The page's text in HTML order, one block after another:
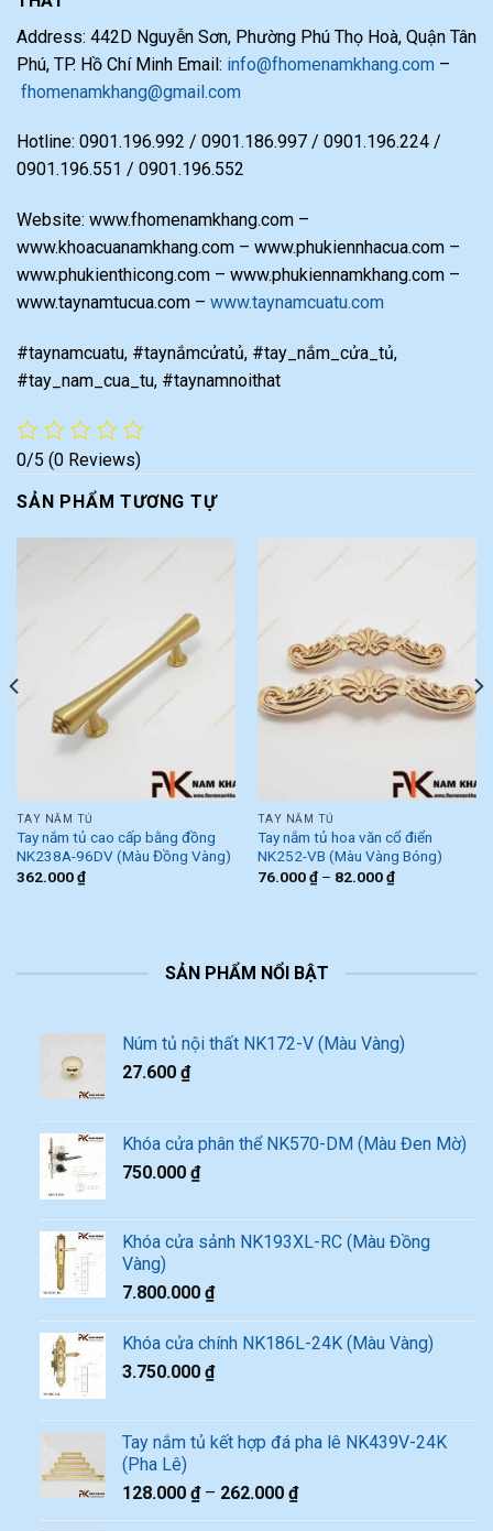
Address: 442D Nguyễn Sơn, Phường Phú Thọ Hoà, Quận Tân
Phú, TP. Hồ Chí Minh Email: info@fhomenamkhang.com –
fhomenamkhang@gmail.com
Hotline: 0901.196.992 / 0901.186.997 / 0901.196.224 /
0901.196.551 / 0901.196.552
Website: www.fhomenamkhang.com –
www.khoacuanamkhang.com – www.phukiennhacua.com –
www.phukienthicong.com – www.phukiennamkhang.com –
www.taynamtucua.com – www.taynamcuatu.com
#taynamcuatu, #taynắmcửatủ, #tay_nắm_cửa_tủ,
#tay_nam_cua_tu, #taynamnoithat
0/5 (0 Reviews)
SẢN PHẨM TƯƠNG TỰ
TAY NẮM TỦ
Tay nắm tủ cao cấp bằng đồng
NK238A-96DV (Màu Đồng Vàng)
362.000₫
TAY NẮM TỦ
Tay nắm tủ hoa văn cổ điển
NK252-VB (Màu Vàng Bóng)
76.000₫– 82.000₫
SẢN PHẨM NỔI BẬT
Núm tủ nội thất NK172-V (Màu Vàng)
27.600 ₫
Khóa cửa phân thể NK570-DM (Màu Đen Mờ)
750.000 ₫
Khóa cửa sảnh NK193XL-RC (Màu Đồng
Vàng)
7.800.000 ₫
Khóa cửa chính NK186L-24K (Màu Vàng)
3.750.000 ₫
Tay nắm tủ kết hợp đá pha lê NK439V-24K
(Pha Lê)
128.000 ₫– 262.000 ₫